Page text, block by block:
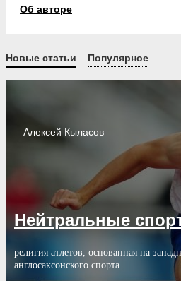
Об авторе
Новые статьи Популярное
Алексей Кыласов
Нейтральные
религия атлетов, основанная на
англосаксонского спорта